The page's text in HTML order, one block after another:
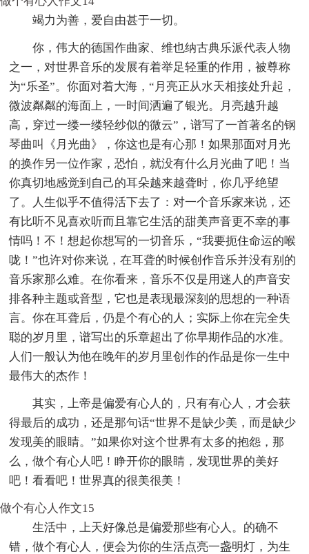
竭力为善，爱自由甚于一切。
你，伟大的德国作曲家、维也纳古典乐派代表人物
之一，对世界音乐的发展有着举足轻重的作用，被尊称
为“乐圣”。你面对着大海，“月亮正从水天相接处升起，
微波粼粼的海面上，一时间洒遍了银光。月亮越升越
高，穿过一缕一缕轻纱似的微云”，谱写了一首著名的钢
琴曲叫《月光曲》，你这也是有心那！如果那面对月光
的换作另一位作家，恐怕，就没有什么月光曲了吧！当
你真切地感觉到自己的耳朵越来越聋时，你几乎绝望
了。人生似乎不值得活下去了：对一个音乐家来说，还
有比听不见喜欢听而且靠它生活的甜美声音更不幸的事
情吗！不！想起你想写的一切音乐，“我要扼住命运的喉
咙！”也许对你来说，在耳聋的时候创作音乐并没有别的
音乐家那么难。在你看来，音乐不仅是用迷人的声音安
排各种主题或音型，它也是表现最深刻的思想的一种语
言。你在耳聋后，仍是个有心的人；实际上你在完全失
聪的岁月里，谱写出的乐章超出了你早期作品的水准。
人们一般认为他在晚年的岁月里创作的作品是你一生中
最伟大的杰作！
其实，上帝是偏爱有心人的，只有有心人，才会获
得最后的成功，还是那句话“世界不是缺少美，而是缺少
发现美的眼睛。”如果你对这个世界有太多的抱怨，那
么，做个有心人吧！睁开你的眼睛，发现世界的美好
吧！看看吧！世界真的很美很美！
做个有心人作文15
生活中，上天好像总是偏爱那些有心人。的确不
错，做个有心人，便会为你的生活点亮一盏明灯，为生